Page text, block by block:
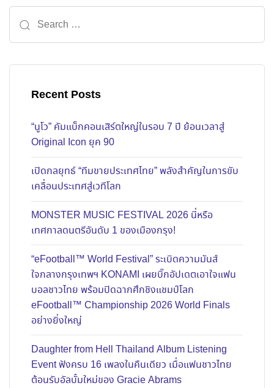
Recent Posts
“นูโว” คัมแบ็กคอนเสิร์ตใหญ่ในรอบ 7 ปี ย้อนเวลาสู่
Original Icon ยุค 90
เปิดกลยุทธ์ “ทีมขายประเทศไทย” พลังสำคัญในการขับ
เคลื่อนประเทศสู่เวทีโลก
MONSTER MUSIC FESTIVAL 2026 นี่หรือ
เทศกาลดนตรีอันดับ 1 ของเมืองกรุง!
“eFootball™ World Festival” ระเบิดความมันส์
ใจกลางกรุงเทพฯ KONAMI เผยบิ๊กอัปเดตเอาใจแฟน
บอลชาวไทย พร้อมปิดฉากศึกชิงแชมป์โลก
eFootball™ Championship 2026 World Finals
อย่างยิ่งใหญ่
Daughter from Hell Thailand Album Listening
Event ฟังครบ 16 เพลงในคืนเดียว เมื่อแฟนชาวไทย
ต้อนรับอัลบั้มใหม่ของ Gracie Abrams